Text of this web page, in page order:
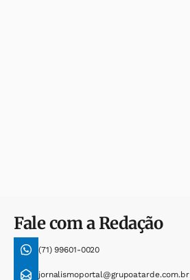
Fale com a Redação
(71) 99601-0020
jornalismoportal@grupoatarde.com.br